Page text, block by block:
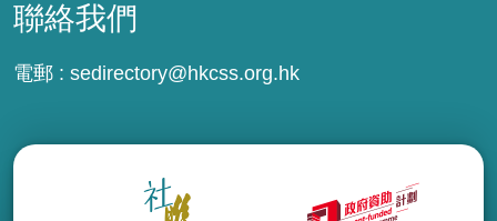
聯絡我們
電郵 : sedirectory@hkcss.org.hk